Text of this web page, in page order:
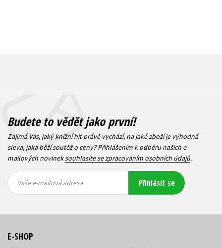
Budete to vědět jako první!
Zajímá Vás, jaký knižní hit právě vychází, na jaké zboží je výhodná
sleva, jaká běží soutěž o ceny? Přihlášením k odběru našich e-
mailových novineksouhlasíte se zpracováním osobních údajů.
mailová
mailová
Vaše e-mailová adresa Přihlásit se
E-SHOP